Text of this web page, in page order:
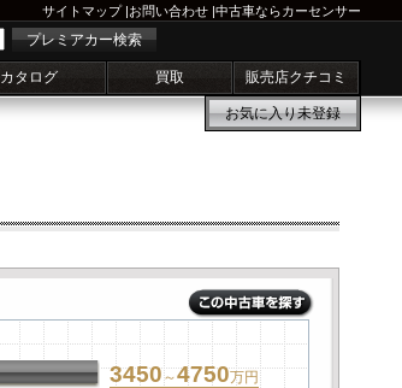
サイトマップ|お問い合わせ |中古車ならカーセンサー
プレミアカー検索
カタログ 買取 販売店クチコミ
お気に入り未登録
3450～4750万円